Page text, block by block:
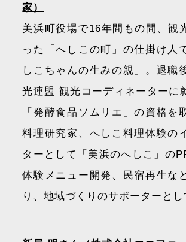
家）
美浜町役場で16年間もの間、観
った「へしこの町」の仕掛け人
しこちゃんの生みの親」。退職
光連盟 観光コーディネーターに
「発酵食品ソムリエ」の資格を
料理研究家、へしこ料理体験の
ターとして「美浜のへしこ」の
体験メニュー開発、民宿再生な
り、地域づくりのサポーターとし